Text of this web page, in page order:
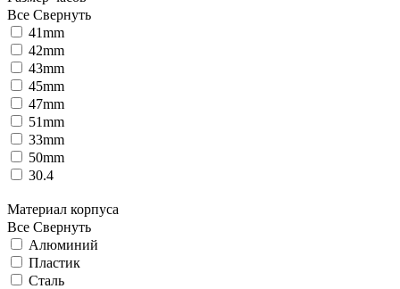
Все Свернуть
41mm
42mm
43mm
45mm
47mm
51mm
33mm
50mm
30.4
Материал корпуса
Все Свернуть
Алюминий
Пластик
Сталь